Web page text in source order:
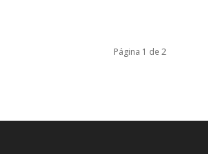
Página 1 de 2